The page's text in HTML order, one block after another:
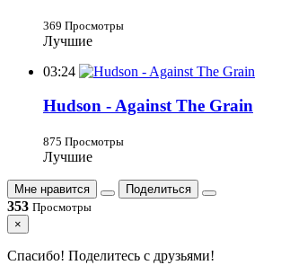
369 Просмотры
Лучшие
03:24
Hudson - Against The Grain
875 Просмотры
Лучшие
Мне нравится Поделиться
353 Просмотры
×
Спасибо! Поделитесь с друзьями!